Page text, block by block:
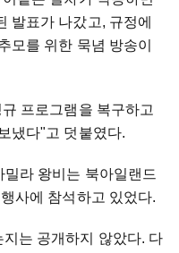
발표가 나갔고, 규정에
모를 위한 묵념 방송이
프로그램을 복구하고
냈다"고 덧붙였다.
라 왕비는 북아일랜드
사에 참석하고 있었다.
는 공개하지 않았다. 다